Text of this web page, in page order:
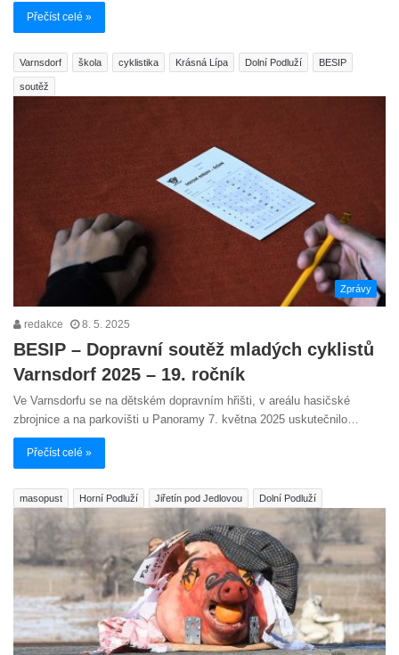
Přečíst celé »
Varnsdorf škola cyklistika Krásná Lípa Dolní Podluží BESIP
soutěž
Zprávy
redakce 8. 5. 2025
BESIP – Dopravní soutěž mladých cyklistů
Varnsdorf 2025 – 19. ročník
Ve Varnsdorfu se na dětském dopravním hřišti, v areálu hasičské
zbrojnice a na parkovišti u Panoramy 7. května 2025 uskutečnilo…
Přečíst celé »
masopust Horní Podluží Jiřetín pod Jedlovou Dolní Podluží